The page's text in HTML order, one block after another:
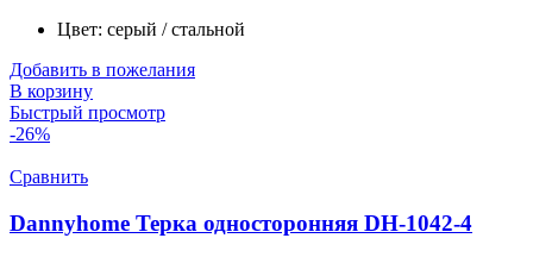
Цвет: серый / стальной
Добавить в пожелания
В корзину
Быстрый просмотр
-26%
Сравнить
Dannyhome Терка односторонняя DH-1042-4